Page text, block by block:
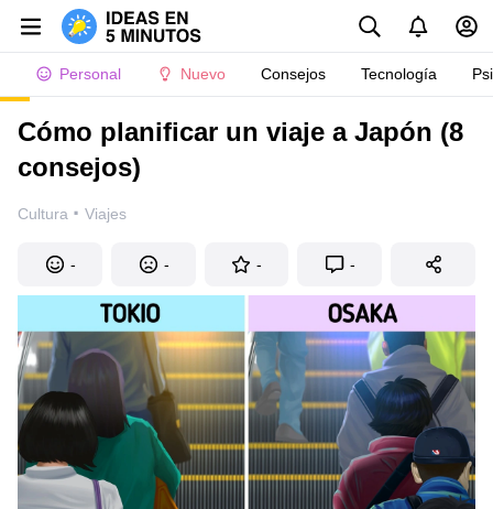
Personal Nuevo Consejos Tecnología
Cómo planificar un viaje a Japón (8
consejos)
Cultura · Viajes
- - - -